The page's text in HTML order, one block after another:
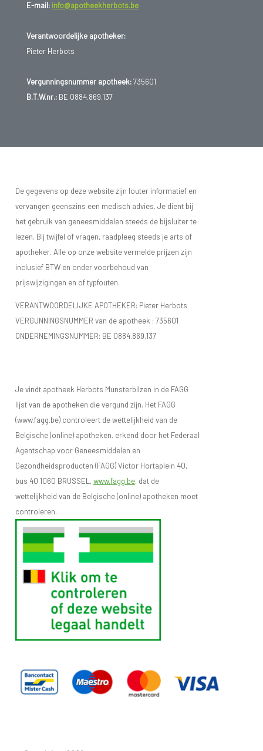
E-mail: info@apotheekherbots.be
Verantwoordelijke apotheker:
Pieter Herbots
Vergunningsnummer apotheek:735601
B.T.W.nr.:BE 0884.869.137
De gegevens op deze website zijn louter informatief en
vervangen geenszins een medisch advies. Je dient bij
het gebruik van geneesmiddelen steeds de bijsluiter te
lezen. Bij twijfel of vragen, raadpleeg steeds je arts of
apotheker. Alle op onze website vermelde prijzen zijn
inclusief BTW en onder voorbehoud van
prijswijzigingen en of typfouten.
VERANTWOORDELIJKE APOTHEKER: Pieter Herbots
VERGUNNINGSNUMMER van de apotheek : 735601
ONDERNEMINGSNUMMER: BE 0884.869.137
Je vindt apotheek Herbots Munsterbilzen in de FAGG
lijst van de apotheken die vergund zijn. Het FAGG
(www.fagg.be) controleert de wettelijkheid van de
Belgische (online) apotheken. erkend door het Federaal
Agentschap voor Geneesmiddelen en
Gezondheidsproducten (FAGG) Victor Hortaplein 40,
bus 40 1060 BRUSSEL,www.fagg.be, dat de
wettelijkheid van de Belgische (online) apotheken moet
controleren.